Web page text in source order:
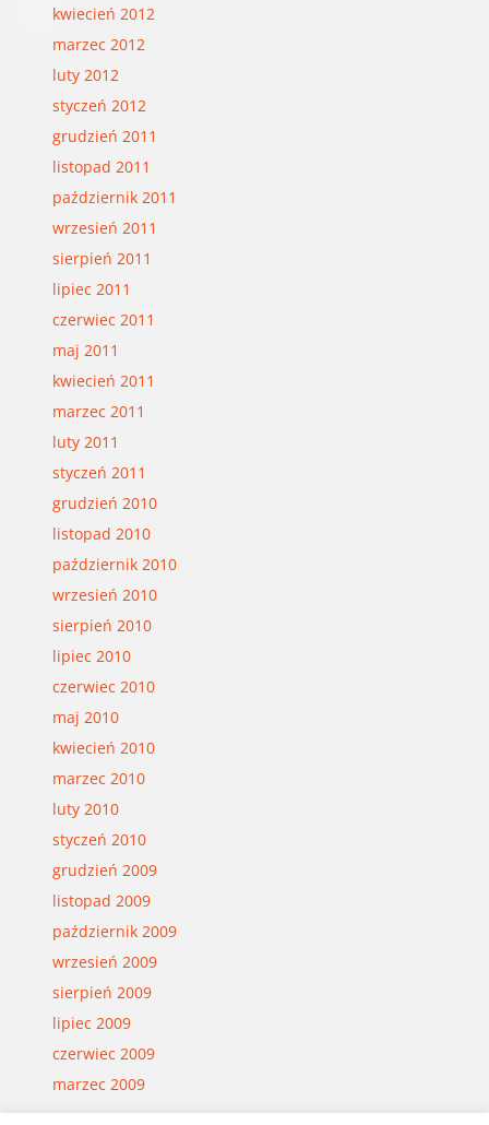
kwiecień 2012
marzec 2012
luty 2012
styczeń 2012
grudzień 2011
listopad 2011
październik 2011
wrzesień 2011
sierpień 2011
lipiec 2011
czerwiec 2011
maj 2011
kwiecień 2011
marzec 2011
luty 2011
styczeń 2011
grudzień 2010
listopad 2010
październik 2010
wrzesień 2010
sierpień 2010
lipiec 2010
czerwiec 2010
maj 2010
kwiecień 2010
marzec 2010
luty 2010
styczeń 2010
grudzień 2009
listopad 2009
październik 2009
wrzesień 2009
sierpień 2009
lipiec 2009
czerwiec 2009
marzec 2009